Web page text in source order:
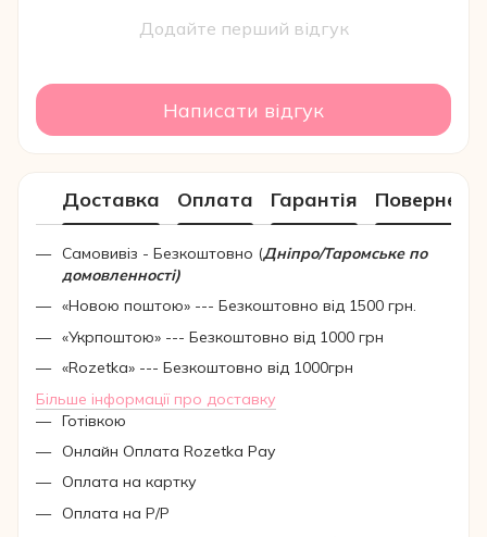
Додайте перший відгук
Написати відгук
Доставка Оплата Гарантія
Самовивіз - Безкоштовно (Дніпро/Таромське по
домовленності)
«Новою поштою» --- Безкоштовно від 1500 грн.
«Укрпоштою» --- Безкоштовно від 1000 грн
«Rozetka» --- Безкоштовно від 1000грн
Більше інформації про доставку
Готівкою
Онлайн Оплата Rozetka Pay
Оплата на картку
Оплата на Р/Р